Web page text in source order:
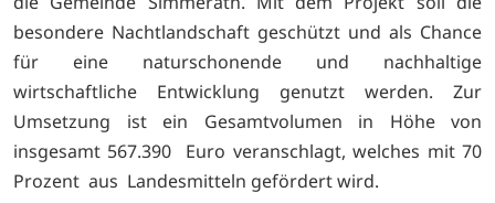
besondere Nachtlandschaft geschützt und als Chance
für eine naturschonende und nachhaltige
wirtschaftliche Entwicklung genutzt werden. Zur
Umsetzung ist ein Gesamtvolumen in Höhe von
insgesamt 567.390 Euro veranschlagt, welches mit 70
Prozent aus Landesmitteln gefördert wird.